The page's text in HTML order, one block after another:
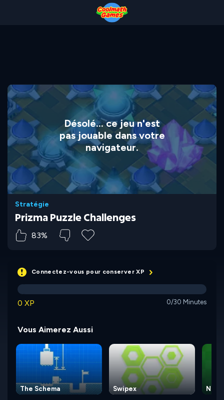
Désolé... ce jeu n'est
pas jouable dans votre
navigateur.
Stratégie
Prizma Puzzle Challenges
83%
Connectez-vous pour conserver XP
0 XP 0/30 Minutes
Vous Aimerez Aussi
The Schema Swipex